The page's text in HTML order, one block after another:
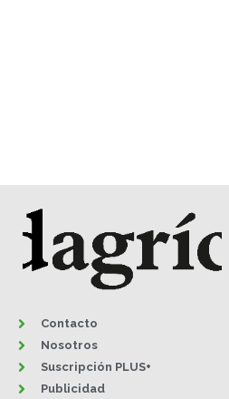
Contacto
Nosotros
Suscripción PLUS+
Publicidad